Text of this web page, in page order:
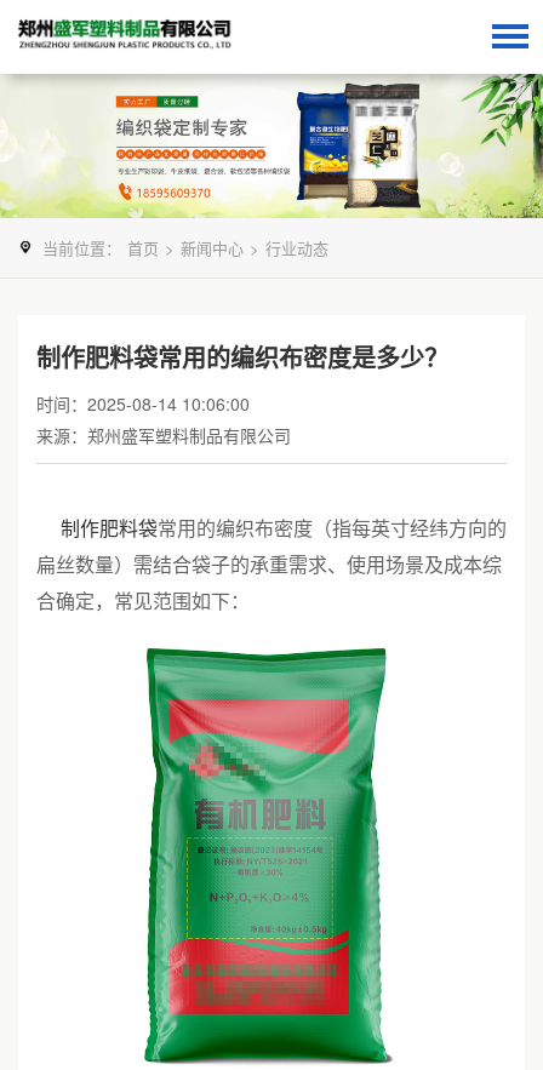
当前位置： 首页 > 新闻中心 > 行业动态
制作肥料袋常用的编织布密度是多少？
时间：2025-08-14 10:06:00
来源：郑州盛军塑料制品有限公司
制作肥料袋常用的编织布密度（指每英寸经纬方向的
扁丝数量）需结合袋子的承重需求、使用场景及成本综
合确定，常见范围如下：